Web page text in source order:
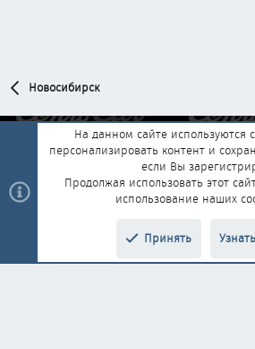
Новосибирск
Обратная связь
Условия и правила
Политика конфиденциальности
Помощь
add-ons by ThemeHouse Перевод от Jumuro®
На данном сайте используются
персонализировать контент и
если Вы
Продолжая использовать этот
использование наших
Принять